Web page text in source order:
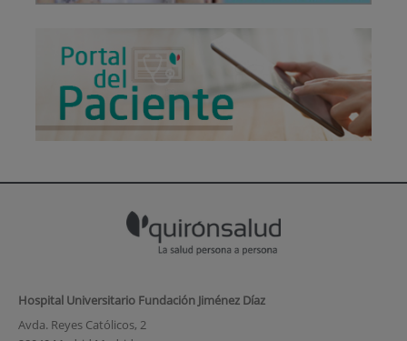
Hospital Universitario Fundación Jiménez Díaz
Avda. Reyes Católicos, 2